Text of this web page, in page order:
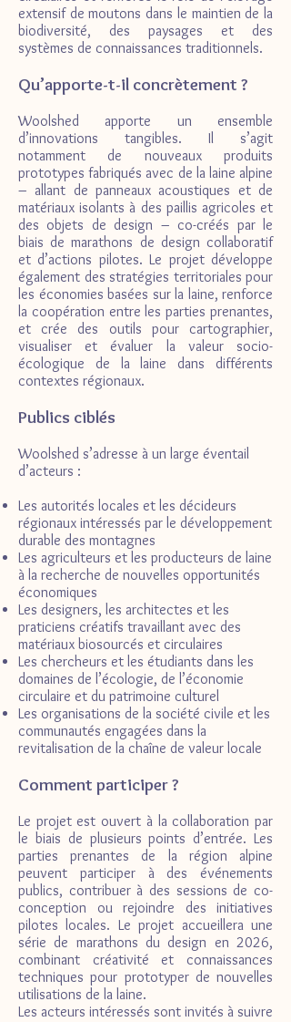
extensif de moutons dans le maintien de la
biodiversité, des paysages et des
systèmes de connaissances traditionnels.
Qu’apporte-t-il concrètement ?
Woolshed apporte un ensemble
d’innovations tangibles. Il s’agit
notamment de nouveaux produits
prototypes fabriqués avec de la laine alpine
– allant de panneaux acoustiques et de
matériaux isolants à des paillis agricoles et
des objets de design – co-créés par le
biais de marathons de design collaboratif
et d’actions pilotes. Le projet développe
également des stratégies territoriales pour
les économies basées sur la laine, renforce
la coopération entre les parties prenantes,
et crée des outils pour cartographier,
visualiser et évaluer la valeur socio-
écologique de la laine dans différents
contextes régionaux.
Publics ciblés
Woolshed s’adresse à un large éventail
d’acteurs :
Les autorités locales et les décideurs
régionaux intéressés par le développement
durable des montagnes
Les agriculteurs et les producteurs de laine
à la recherche de nouvelles opportunités
économiques
Les designers, les architectes et les
praticiens créatifs travaillant avec des
matériaux biosourcés et circulaires
Les chercheurs et les étudiants dans les
domaines de l’écologie, de l’économie
circulaire et du patrimoine culturel
Les organisations de la société civile et les
communautés engagées dans la
revitalisation de la chaîne de valeur locale
Comment participer ?
Le projet est ouvert à la collaboration par
le biais de plusieurs points d’entrée. Les
parties prenantes de la région alpine
peuvent participer à des événements
publics, contribuer à des sessions de co-
conception ou rejoindre des initiatives
pilotes locales. Le projet accueillera une
série de marathons du design en 2026,
combinant créativité et connaissances
techniques pour prototyper de nouvelles
utilisations de la laine.
Les acteurs intéressés sont invités à suivre